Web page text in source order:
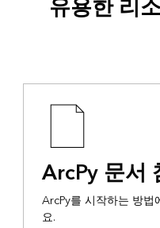
유용한 리
ArcPy 문서
ArcPy를 시작하는 방
요.